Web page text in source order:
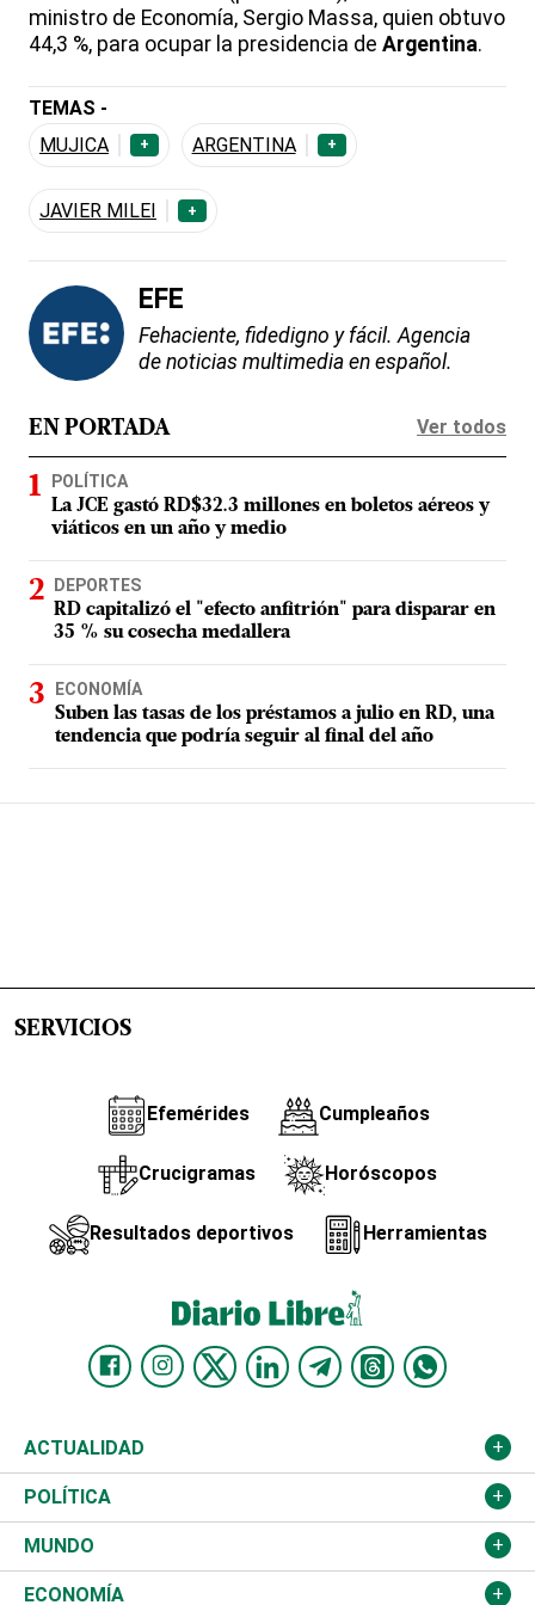
ministro de Economía, Sergio Massa, quien obtuvo
44,3 %, para ocupar la presidencia de Argentina.
TEMAS -
MUJICA
+ ARGENTINA +
JAVIER MILEI +
EFE
Fehaciente, fidedigno y fácil. Agencia
de noticias multimedia en español.
EN PORTADA Ver todos
POLÍTICA
La JCE gastó RD$32.3 millones en boletos aéreos y
viáticos en un año y medio
DEPORTES
RD capitalizó el "efecto anfitrión" para disparar en
35 % su cosecha medallera
ECONOMÍA
Suben las tasas de los préstamos a julio en RD, una
tendencia que podría seguir al final del año
SERVICIOS
Efemérides Cumpleaños
Crucigramas Horóscopos
Resultados deportivos Herramientas
ACTUALIDAD
Nacional
Ciudad
Educación
POLÍTICA
Partidos
JCE
MUNDO
Estados Unidos
ECONOMÍA